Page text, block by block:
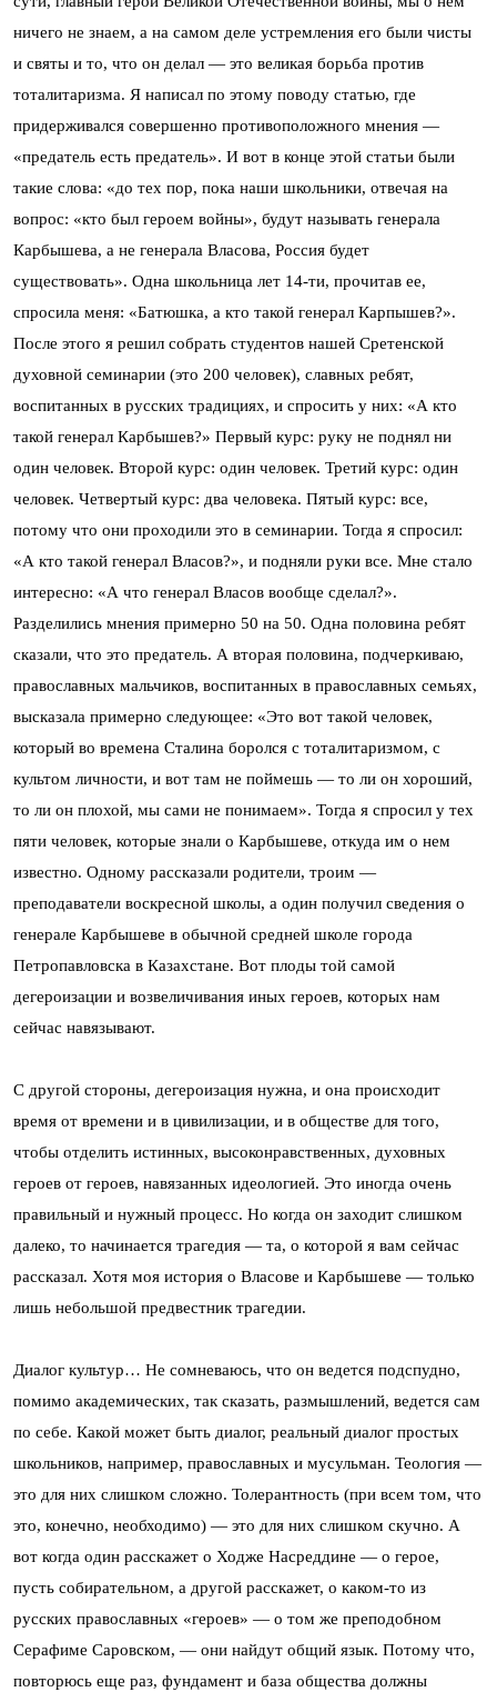
ничего не знаем, а на самом деле устремления его были чисты
и святы и то, что он делал — это великая борьба против
тоталитаризма. Я написал по этому поводу статью, где
придерживался совершенно противоположного мнения —
«предатель есть предатель». И вот в конце этой статьи были
такие слова: «до тех пор, пока наши школьники, отвечая на
вопрос: «кто был героем войны», будут называть генерала
Карбышева, а не генерала Власова, Россия будет
существовать». Одна школьница лет 14-ти, прочитав ее,
спросила меня: «Батюшка, а кто такой генерал Карпышев?».
После этого я решил собрать студентов нашей Сретенской
духовной семинарии (это 200 человек), славных ребят,
воспитанных в русских традициях, и спросить у них: «А кто
такой генерал Карбышев?» Первый курс: руку не поднял ни
один человек. Второй курс: один человек. Третий курс: один
человек. Четвертый курс: два человека. Пятый курс: все,
потому что они проходили это в семинарии. Тогда я спросил:
«А кто такой генерал Власов?», и подняли руки все. Мне стало
интересно: «А что генерал Власов вообще сделал?».
Разделились мнения примерно 50 на 50. Одна половина ребят
сказали, что это предатель. А вторая половина, подчеркиваю,
православных мальчиков, воспитанных в православных семьях,
высказала примерно следующее: «Это вот такой человек,
который во времена Сталина боролся с тоталитаризмом, с
культом личности, и вот там не поймешь — то ли он хороший,
то ли он плохой, мы сами не понимаем». Тогда я спросил у тех
пяти человек, которые знали о Карбышеве, откуда им о нем
известно. Одному рассказали родители, троим —
преподаватели воскресной школы, а один получил сведения о
генерале Карбышеве в обычной средней школе города
Петропавловска в Казахстане. Вот плоды той самой
дегероизации и возвеличивания иных героев, которых нам
сейчас навязывают.
С другой стороны, дегероизация нужна, и она происходит
время от времени и в цивилизации, и в обществе для того,
чтобы отделить истинных, высоконравственных, духовных
героев от героев, навязанных идеологией. Это иногда очень
правильный и нужный процесс. Но когда он заходит слишком
далеко, то начинается трагедия — та, о которой я вам сейчас
рассказал. Хотя моя история о Власове и Карбышеве — только
лишь небольшой предвестник трагедии.
Диалог культур… Не сомневаюсь, что он ведется подспудно,
помимо академических, так сказать, размышлений, ведется сам
по себе. Какой может быть диалог, реальный диалог простых
школьников, например, православных и мусульман. Теология —
это для них слишком сложно. Толерантность (при всем том, что
это, конечно, необходимо) — это для них слишком скучно. А
вот когда один расскажет о Ходже Насреддине — о герое,
пусть собирательном, а другой расскажет, о каком-то из
русских православных «героев» — о том же преподобном
Серафиме Саровском, — они найдут общий язык. Потому что,
повторюсь еще раз, фундамент и база общества должны